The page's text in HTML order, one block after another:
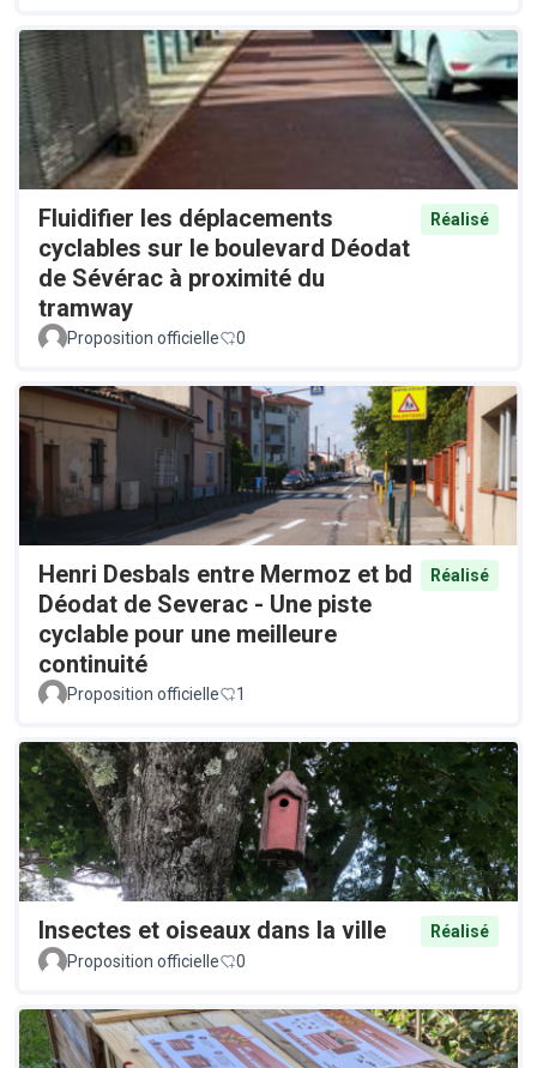
Fluidifier les déplacements
cyclables sur le boulevard Déodat
de Sévérac à proximité du
tramway
Réalisé
Proposition officielle 0
Henri Desbals entre Mermoz et bd
Déodat de Severac - Une piste
cyclable pour une meilleure
continuité
Réalisé
Proposition officielle 1
Insectes et oiseaux dans la ville
Réalisé
Proposition officielle
0